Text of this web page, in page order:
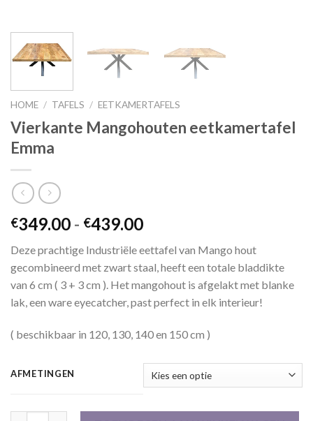
HOME / TAFELS / EETKAMERTAFELS
Vierkante Mangohouten eetkamertafel
Emma
€349.00 - €439.00Prijsklasse:
tot
€439.00
Deze prachtige Industriële eettafel van Mango hout
gecombineerd met zwart staal, heeft een totale bladdikte
van 6 cm ( 3 + 3 cm ). Het mangohout is afgelakt met blanke
lak, een ware eyecatcher, past perfect in elk interieur!
( beschikbaar in 120, 130, 140 en 150 cm )
AFMETINGEN